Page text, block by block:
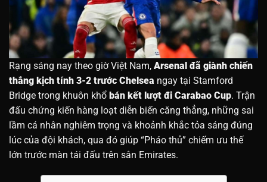
Rạng sáng nay theo giờ Việt Nam, Arsenal đã giành chiến
thắng kịch tính 3-2 trước Chelsea ngay tại Stamford
Bridge trong khuôn khổ bán kết lượt đi Carabao Cup. Trận
đấu chứng kiến hàng loạt diễn biến căng thẳng, những sai
lầm cá nhân nghiêm trọng và khoảnh khắc tỏa sáng đúng
lúc của đội khách, qua đó giúp “Pháo thủ” chiếm ưu thế
lớn trước màn tái đấu trên sân Emirates.